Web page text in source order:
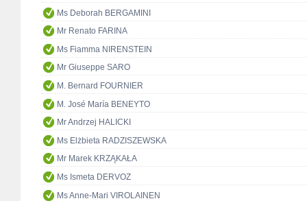
Ms Deborah BERGAMINI
Mr Renato FARINA
Ms Fiamma NIRENSTEIN
Mr Giuseppe SARO
M. Bernard FOURNIER
M. José María BENEYTO
Mr Andrzej HALICKI
Ms Elżbieta RADZISZEWSKA
Mr Marek KRZĄKAŁA
Ms Ismeta DERVOZ
Ms Anne-Mari VIROLAINEN